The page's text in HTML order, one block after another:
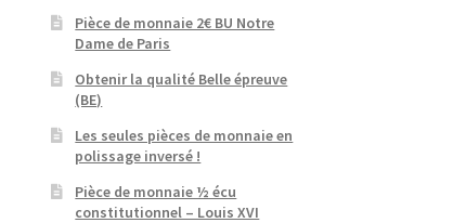
Pièce de monnaie 2€ BU Notre
Dame de Paris
Obtenir la qualité Belle épreuve
(BE)
Les seules pièces de monnaie en
polissage inversé !
Pièce de monnaie ½ écu
constitutionnel – Louis XVI